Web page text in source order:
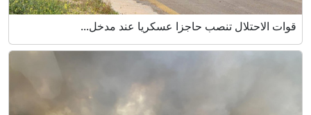
قوات الاحتلال تنصب حاجزا عسكريا عند مدخل...